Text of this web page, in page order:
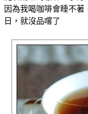
因為我喝咖啡會睡不
日，就沒品嚐了